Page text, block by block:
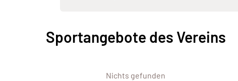
Sportangebote des Vereins
Nichts gefunden